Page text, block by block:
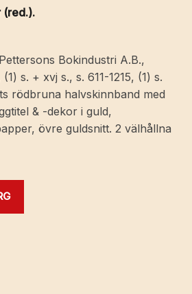
(red.).
Bokindustri A.B.,
s. + xvj s., s. 611-1215, (1) s.
rödbruna halvskinnband med
& -dekor i guld,
övre guldsnitt. 2 välhållna